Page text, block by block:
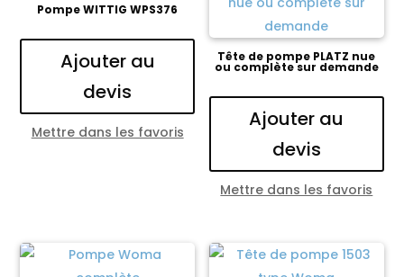
Pompe WITTIG WPS376
Ajouter au
devis
Mettre dans les favoris
Tête de pompe PLATZ nue
ou complète sur demande
Ajouter au
devis
Mettre dans les favoris